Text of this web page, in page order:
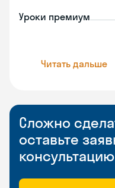
Уроки премиум
Читать дальше
Сложно
оставьте
консультацию